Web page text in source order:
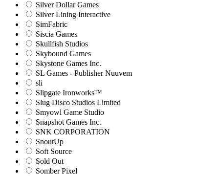
Silver Dollar Games
Silver Lining Interactive
SimFabric
Siscia Games
Skullfish Studios
Skybound Games
Skystone Games Inc.
SL Games - Publisher Nuuvem
sli
Slipgate Ironworks™
Slug Disco Studios Limited
Smyowl Game Studio
Snapshot Games Inc.
SNK CORPORATION
SnoutUp
Soft Source
Sold Out
Somber Pixel